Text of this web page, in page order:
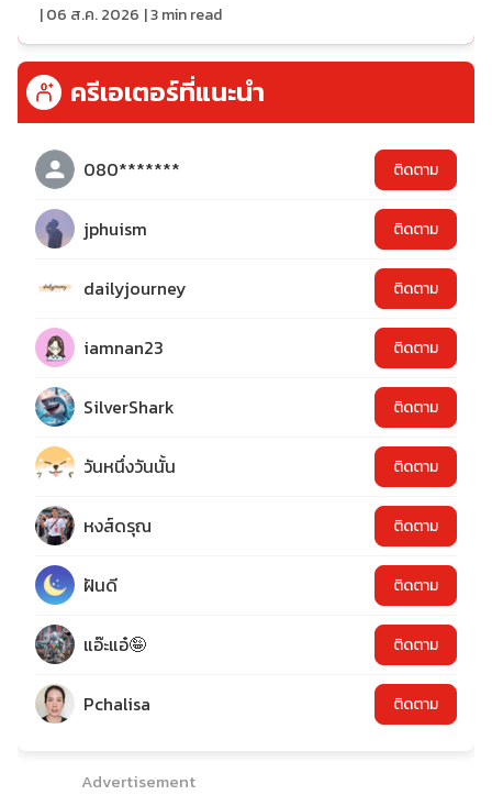
|06 ส.ค. 2026 |3min read
ครีเอเตอร์ที่แนะนำ
080******* ติดตาม
jphuism ติดตาม
dailyjourney ติดตาม
iamnan23 ติดตาม
SilverShark ติดตาม
วันหนึ่งวันนั้น ติดตาม
หงส์ดรุณ ติดตาม
ฝันดี ติดตาม
แอ๊ะแอ๋🤪 ติดตาม
Pchalisa ติดตาม
Advertisement